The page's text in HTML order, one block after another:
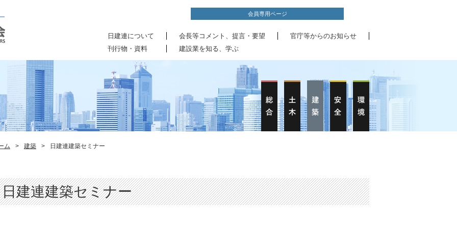
会員専用ページ
日建連について 会長等コメント、提言・要望
官庁等からのお知らせ
刊行物・資料
建設業を知る、学ぶ
ム > 建築 > 日建連建築セミナー
日建連建築セミナー